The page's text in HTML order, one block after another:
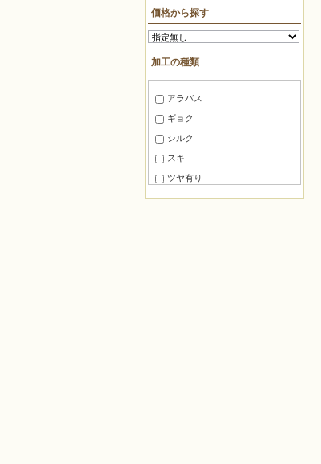
10mm～15mm
15mm～20mm
20mm～30mm
30mm～40mm
40mm～50mm
50mm～60mm
60mm～80mm
80mm 以上
徳用パック約100g
ＢＦパック約7g
糸通しビーズ約75cm
糸通しビーズ約1m
糸通しビーズ約5m
糸通しビーズ約10m
マルケース約3g
角ケース約20g
価格から探す
加工の種類
アラバス
ギョク
シルク
スキ
ツヤ有り
ツヤ消し